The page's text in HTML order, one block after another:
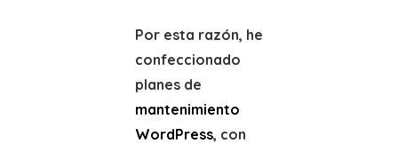
Por esta razón, he
confeccionado
planes de
mantenimiento
WordPress, con